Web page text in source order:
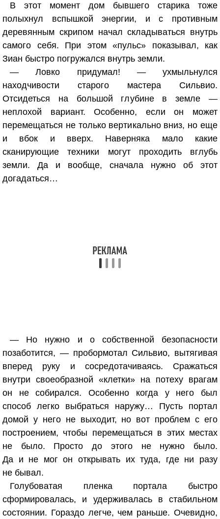
В этот момент дом бывшего старика тоже
полыхнул вспышкой энергии, и с противным
деревянным скрипом начал складываться внутрь
самого себя. При этом «пульс» показывал, как
Зиан быстро погружался внутрь земли.
— Ловко придумал! — ухмыльнулся
находчивости старого мастера Сильвио.
Отсидеться на большой глубине в земле —
неплохой вариант. Особенно, если он может
перемещаться не только вертикально вниз, но еще
и вбок и вверх. Наверняка мало какие
сканирующие техники могут проходить вглубь
земли. Да и вообще, сначала нужно об этот
догадаться…
— Но нужно и о собственной безопасности
позаботится, — пробормотал Сильвио, вытягивая
вперед руку и сосредотачиваясь. Сражаться
внутри своеобразной «клетки» на потеху врагам
он не собирался. Особенно когда у него был
способ легко выбраться наружу… Пусть портал
домой у него не выходит, но вот проблем с его
построением, чтобы перемещаться в этих местах
не было. Просто до этого не нужно было.
Да и не мог он открывать их туда, где ни разу
не бывал.
Голубоватая пленка портала быстро
сформировалась, и удерживалась в стабильном
состоянии. Гораздо легче, чем раньше. Очевидно,